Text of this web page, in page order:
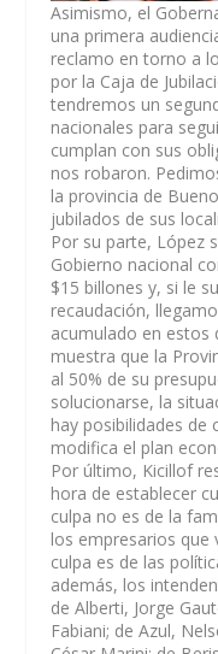
Asimismo, el
una primera
reclamo en torno a
por la Caja de
tendremos un
nacionales para
cumplan con sus
nos robaron.
la provincia de
jubilados de sus
Por su parte, López
Gobierno nacional
$15 billones y, si le
recaudación,
acumulado en estos
muestra que la
al 50% de su
solucionarse, la
hay posibilidades de
modifica el plan
Por último, Kicillof
hora de establecer
culpa no es de la
los empresarios que
culpa es de las
además, los
de Alberti, Jorge
Fabiani; de Azul,